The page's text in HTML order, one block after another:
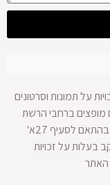
על תמונות וסרטונים
מופצים ברחבי הרשת
ולא מתאפשרת הגעה למקור החומר הויזאולי, לכן בהתאם לסעיף 27א'
בעלות על זכויות
האתר